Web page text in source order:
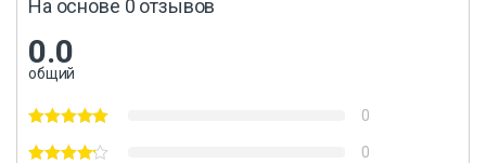
На основе 0 отзывов
0.0
общий
0
0